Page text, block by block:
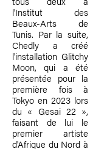
l'Institut des
Beaux-Arts de
Tunis. Par la suite,
Chedly a créé
l'installation Glitchy
Moon, qui a été
présentée pour la
première fois à
Tokyo en 2023 lors
du « Gesai 22 »,
faisant de lui le
premier artiste
d'Afrique du Nord à